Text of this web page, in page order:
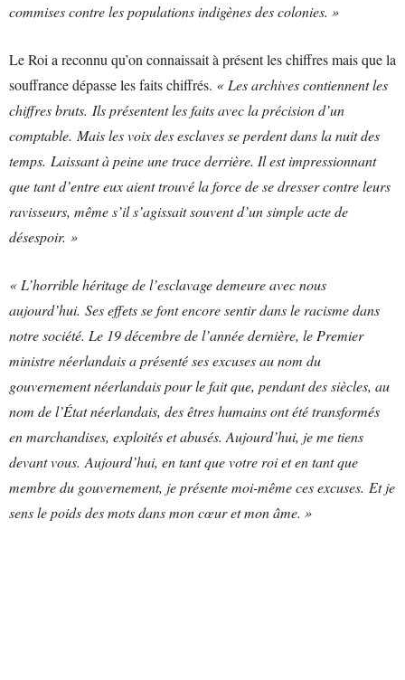
commises contre les populations indigènes des colonies. »
Le Roi a reconnu qu’on connaissait à présent les chiffres mais que la
souffrance dépasse les faits chiffrés. « Les archives contiennent les
chiffres bruts. Ils présentent les faits avec la précision d’un
comptable. Mais les voix des esclaves se perdent dans la nuit des
temps. Laissant à peine une trace derrière. Il est impressionnant
que tant d’entre eux aient trouvé la force de se dresser contre leurs
ravisseurs, même s’il s’agissait souvent d’un simple acte de
désespoir. »
« L’horrible héritage de l’esclavage demeure avec nous
aujourd’hui. Ses effets se font encore sentir dans le racisme dans
notre société. Le 19 décembre de l’année dernière, le Premier
ministre néerlandais a présenté ses excuses au nom du
gouvernement néerlandais pour le fait que, pendant des siècles, au
nom de l’État néerlandais, des êtres humains ont été transformés
en marchandises, exploités et abusés. Aujourd’hui, je me tiens
devant vous. Aujourd’hui, en tant que votre roi et en tant que
membre du gouvernement, je présente moi-même ces excuses. Et je
sens le poids des mots dans mon cœur et mon âme. »